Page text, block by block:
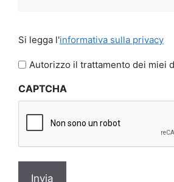
legga
l'informativa
privacy
Si legga l'informativa sulla privacy
Autorizzo il trattamento dei miei
CAPTCHA